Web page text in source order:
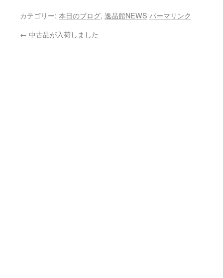
カテゴリー: 本日のブログ, 逸品館NEWS パーマリンク
← 中古品が入荷しました